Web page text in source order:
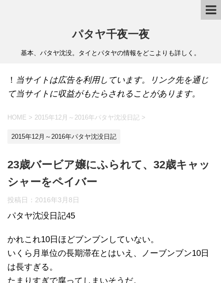
パタヤ千夜一夜
基本、パタヤ沈没。タイとパタヤの情報をどこよりも詳しく。
！ 当サイトは広告を利用しています。リンク先を通じ
て当サイトに収益がもたらされることがあります。
HOME > 2015年12月～2016年パタヤ沈没日記 >
2015年12月～2016年パタヤ沈没日記
23歳バービア嬢にふられて、32歳キャッ
シャーをペイバー
投稿日： 2016年3月8日
パタヤ沈没日記45
かれこれ10日ほどブンブンしていない。
いくら月単位の長期滞在とはいえ、ノーブンブン10日
は長すぎる。
たまりすぎで腐ってしまいそうだ。